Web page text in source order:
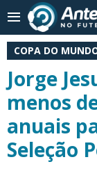
COPA DO
Jorge
menos
anuais
Seleção